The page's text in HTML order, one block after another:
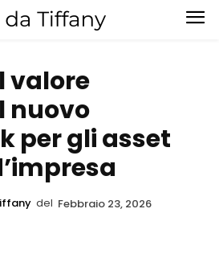
valore
nuovo
per gli asset
del Febbraio 23, 2026